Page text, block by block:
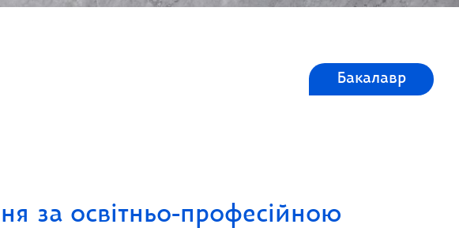
Бакалавр
за освітньо-професійною